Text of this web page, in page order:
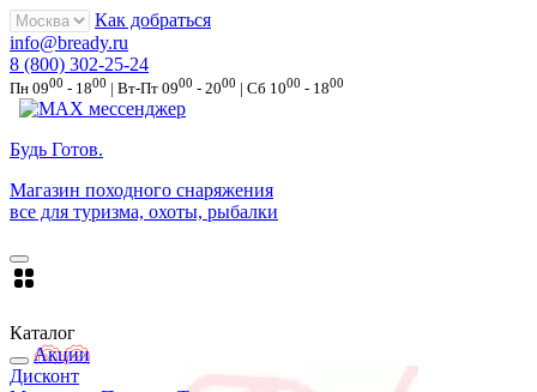
Как добраться
info@bready.ru
8 (800) 302-25-24
Пн 0900 - 1800 | Вт-Пт 0900 - 2000 | Сб 1000 - 1800
Будь Готов.
Магазин походного снаряжения
все для туризма, охоты, рыбалки
Каталог
Акции
Дисконт